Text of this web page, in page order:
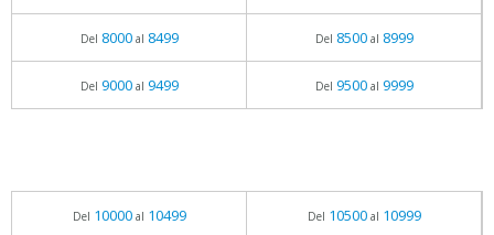
Del 8000al 8499 Del 8500al 8999
Del 9000al 9499 Del 9500al 9999
Del 10000al 10499 Del 10500al 10999